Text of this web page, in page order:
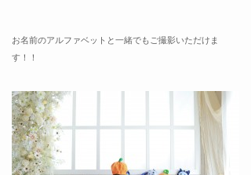
お名前のアルファベットと一緒でもご撮影いただけま
す！！